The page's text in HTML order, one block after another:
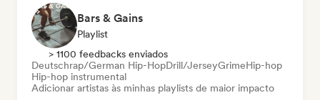
Bars & Gains
Playlist
> 1100 feedbacks enviados
Deutschrap/German Hip-HopDrill/JerseyGrimeHip-hop
Hip-hop instrumental
Adicionar artistas às minhas playlists de maior impacto